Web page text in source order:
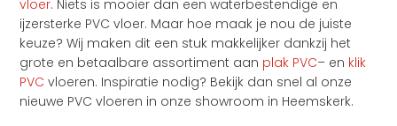
vloer. Niets is mooier dan een waterbestendige en
ijzersterke PVC vloer. Maar hoe maak je nou de juiste
keuze? Wij maken dit een stuk makkelijker dankzij het
grote en betaalbare assortiment aan plak PVC– en klik
PVC vloeren. Inspiratie nodig? Bekijk dan snel al onze
nieuwe PVC vloeren in onze showroom in Heemskerk.